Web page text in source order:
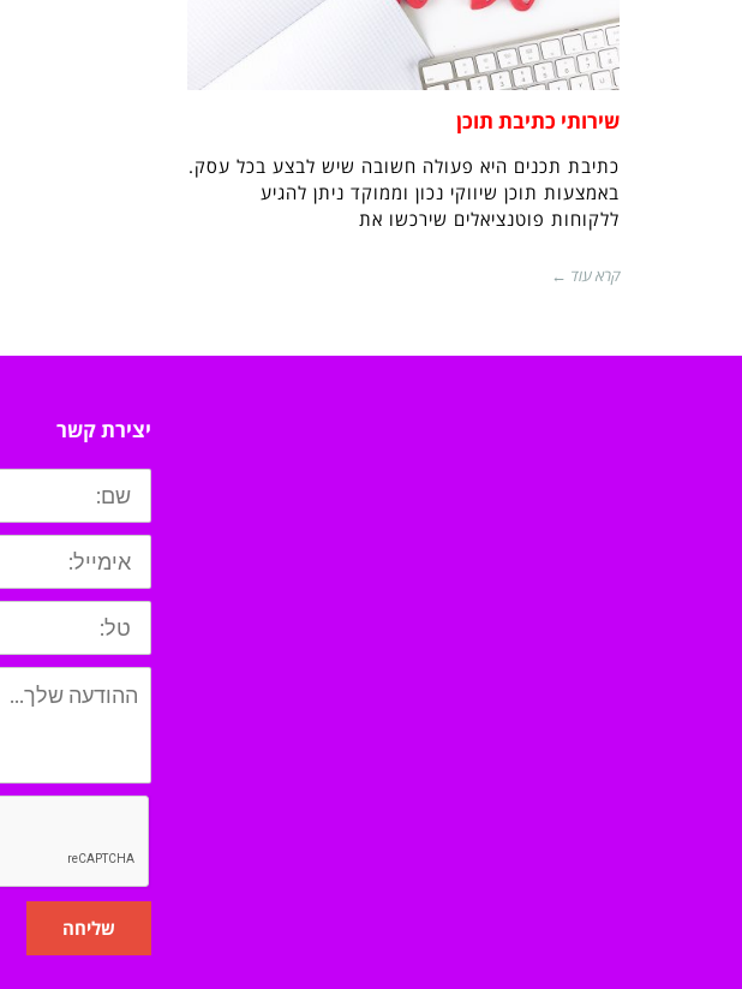
שירותי כתיבת תוכן
כתיבת תכנים היא פעולה חשובה שיש לבצע בכל עסק.
באמצעות תוכן שיווקי נכון וממוקד ניתן להגיע
ללקוחות פוטנציאלים שירכשו את
קרא עוד ←
יצירת קשר
שליחה